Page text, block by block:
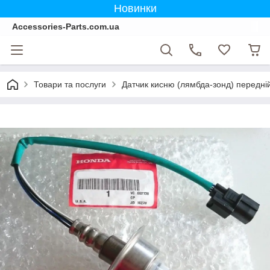
Новинки
Accessories-Parts.com.ua
Товари та послуги Датчик кисню (лямбда-зонд)